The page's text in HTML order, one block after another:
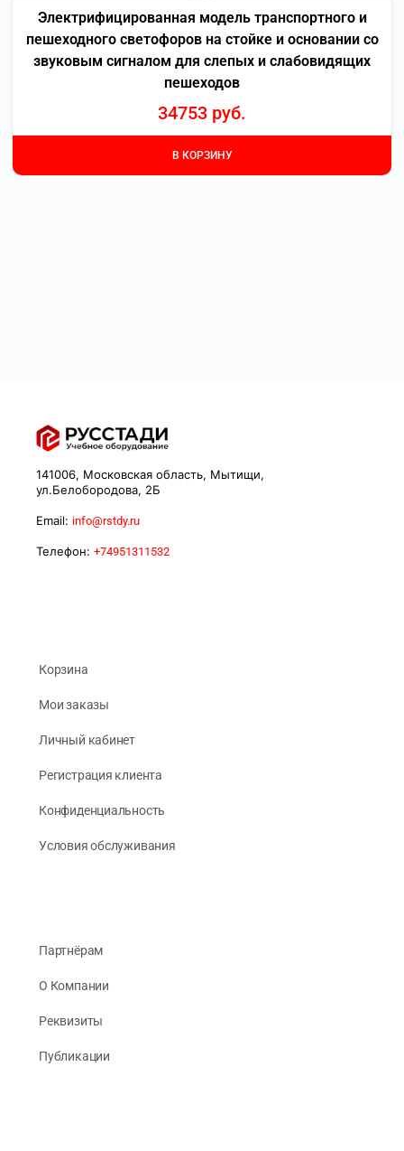
Электрифицированная модель транспортного и
пешеходного светофоров на стойке и основании со
звуковым сигналом для слепых и слабовидящих
пешеходов
34753 руб.
В КОРЗИНУ
141006, Московская область, Мытищи,
ул.Белобородова, 2Б
Email: info@rstdy.ru
Телефон: +74951311532
Корзина
Мои заказы
Личный кабинет
Регистрация клиента
Конфиденциальность
Условия обслуживания
Партнёрам
О Компании
Реквизиты
Публикации